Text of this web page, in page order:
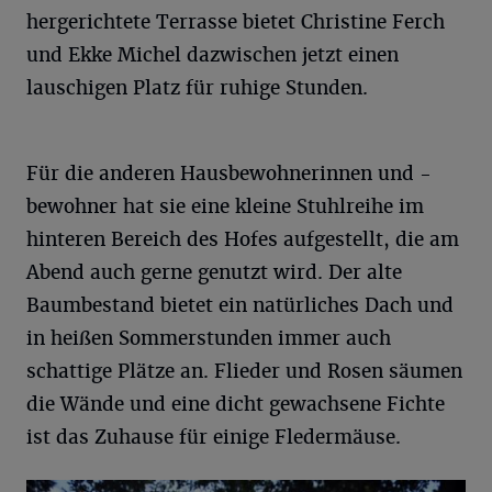
hergerichtete Terrasse bietet Christine Ferch
und Ekke Michel dazwischen jetzt einen
lauschigen Platz für ruhige Stunden.
Für die anderen Hausbewohnerinnen und -
bewohner hat sie eine kleine Stuhlreihe im
hinteren Bereich des Hofes aufgestellt, die am
Abend auch gerne genutzt wird. Der alte
Baumbestand bietet ein natürliches Dach und
in heißen Sommerstunden immer auch
schattige Plätze an. Flieder und Rosen säumen
die Wände und eine dicht gewachsene Fichte
ist das Zuhause für einige Fledermäuse.